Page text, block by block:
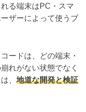
る端末はPC・スマ
ザーによって使うブ
ードは、どの端末・
れがない状態でなく
、 地道な開発と検証